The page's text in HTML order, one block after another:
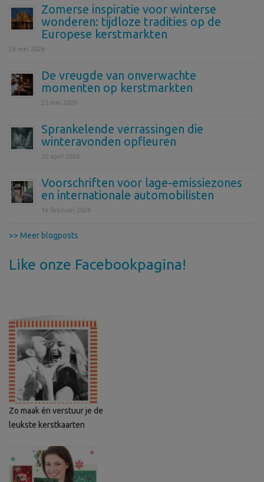
Zomerse inspiratie voor winterse
wonderen: tijdloze tradities op de
Europese kerstmarkten
26 mei 2026
De vreugde van onverwachte
momenten op kerstmarkten
25 mei 2026
Sprankelende verrassingen die
winteravonden opfleuren
30 april 2026
Voorschriften voor lage-emissiezones
en internationale automobilisten
16 februari 2026
>> Meer blogposts
Like onze Facebookpagina!
Zo maak én verstuur je de
leukste kerstkaarten